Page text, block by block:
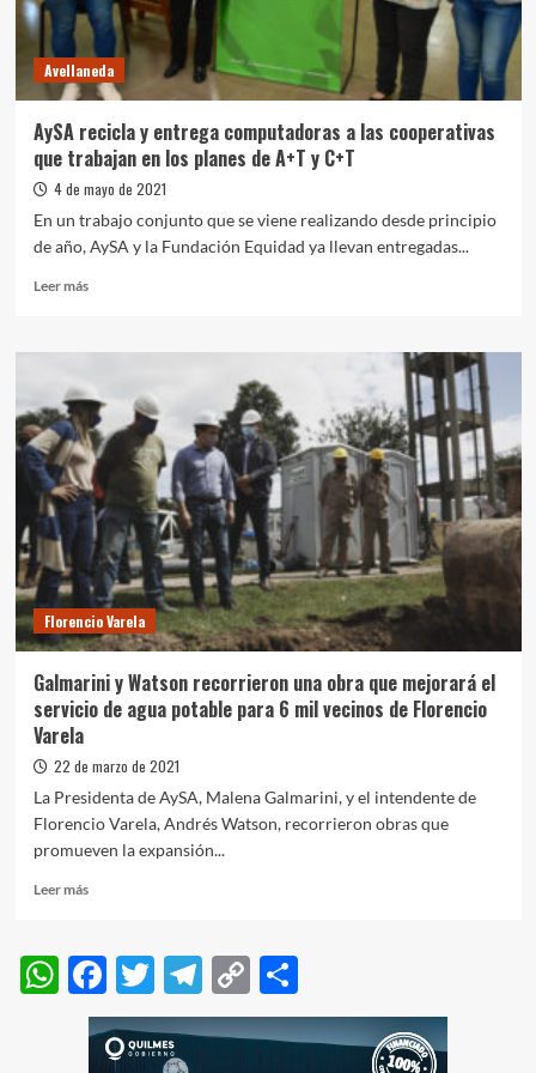
Florencio
Varela
Avellaneda
AySA recicla y entrega computadoras a las cooperativas
que trabajan en los planes de A+T y C+T
4 de mayo de 2021
En un trabajo conjunto que se viene realizando desde principio
de año, AySA y la Fundación Equidad ya llevan entregadas...
Leer másLeer
AySA
y
entrega
computadoras
a
las
cooperativas
que
trabajan
en
los
planes
de
y
C+T
Florencio Varela
Galmarini y Watson recorrieron una obra que mejorará el
servicio de agua potable para 6 mil vecinos de Florencio
Varela
22 de marzo de 2021
La Presidenta de AySA, Malena Galmarini, y el intendente de
Florencio Varela, Andrés Watson, recorrieron obras que
promueven la expansión...
Leer másLeer
Galmarini
y
Watson
recorrieron
una
obra
WhatsApp
Facebook
Twitter
Telegram
Copy
Link
Compartir